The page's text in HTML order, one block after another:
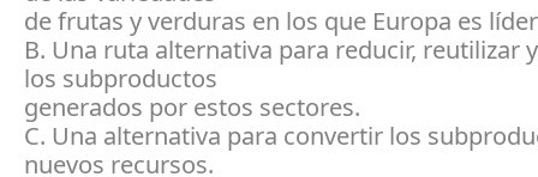
de frutas y verduras en los que Europa es
B. Una ruta alternativa para reducir, reutilizar
los subproductos
generados por estos sectores.
C. Una alternativa para convertir los
nuevos recursos.